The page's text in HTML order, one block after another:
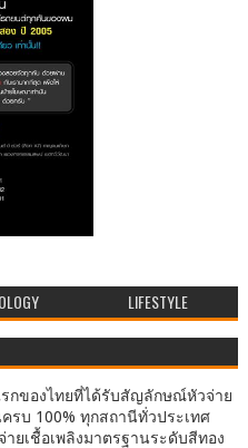
LIFESTYLE
รกของไทยที่ได้รับสัญลักษณ์หัวจ่าย
รบ 100% ทุกสถานีทั่วประเทศ
ยเชื้อเพลิงมาตรฐานระดับสีทอง